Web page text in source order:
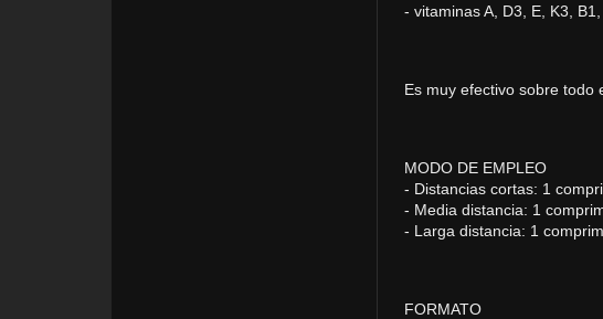
- vitaminas A, D3, E, K3,
Es muy efectivo sobre todo
MODO DE EMPLEO
- Distancias cortas: 1
- Media distancia: 1
- Larga distancia: 1
FORMATO